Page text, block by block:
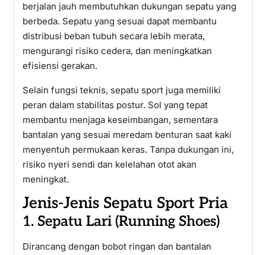
berjalan jauh membutuhkan dukungan sepatu yang
berbeda. Sepatu yang sesuai dapat membantu
distribusi beban tubuh secara lebih merata,
mengurangi risiko cedera, dan meningkatkan
efisiensi gerakan.
Selain fungsi teknis, sepatu sport juga memiliki
peran dalam stabilitas postur. Sol yang tepat
membantu menjaga keseimbangan, sementara
bantalan yang sesuai meredam benturan saat kaki
menyentuh permukaan keras. Tanpa dukungan ini,
risiko nyeri sendi dan kelelahan otot akan
meningkat.
Jenis-Jenis Sepatu Sport Pria
1. Sepatu Lari (Running Shoes)
Dirancang dengan bobot ringan dan bantalan